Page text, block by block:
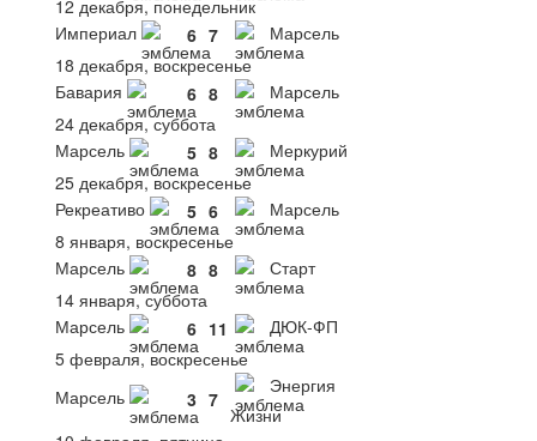
12 декабря, понедельник
Империал
6 7
Марсель
18 декабря, воскресенье
Бавария
6 8
Марсель
24 декабря, суббота
Марсель
5 8
Меркурий
25 декабря, воскресенье
Рекреативо
5 6
Марсель
8 января, воскресенье
Марсель
8 8
Старт
14 января, суббота
Марсель
6 11
ДЮК-ФП
5 февраля, воскресенье
Марсель
3 7
Энергия
Жизни